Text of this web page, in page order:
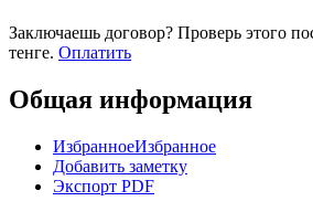
Заключаешь договор? Проверь этого
тенге. Оплатить
Общая информация
ИзбранноеИзбранное
Добавить заметку
Экспорт PDF